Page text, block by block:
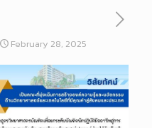
February 28, 2025